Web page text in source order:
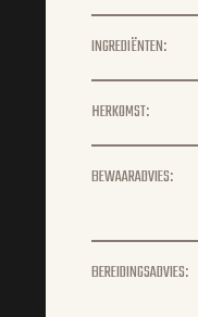
INGREDIËNTEN:
HERKOMST:
BEWAARADVIES:
BEREIDINGSADVIES: